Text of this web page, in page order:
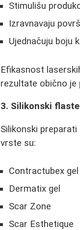
Stimulišu
Izravnavaju
Ujednačuju boju
Efikasnost
rezultate obično je
3. Silikonski
Silikonski
vrste su:
Contractubex gel
Dermatix gel
Scar Zone
Scar Esthetique